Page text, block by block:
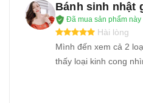
Bánh sinh nhật
Đã mua sản phẩm này
Hài lòng
Mình đến xem cả 2
thấy loại kinh cong